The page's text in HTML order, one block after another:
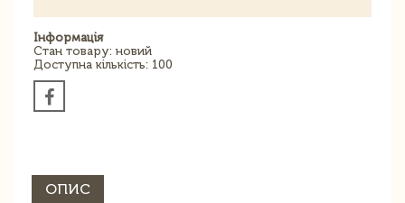
Інформація
Стан товару: новий
Доступна кількість: 100
ОПИС